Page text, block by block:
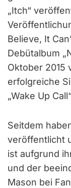
„Itch“
Believe, It
Debütalbum
Oktober 2015
erfolgreiche
„Wake Up
Seitdem
veröffentlicht
ist aufgrund
und der
Mason bei